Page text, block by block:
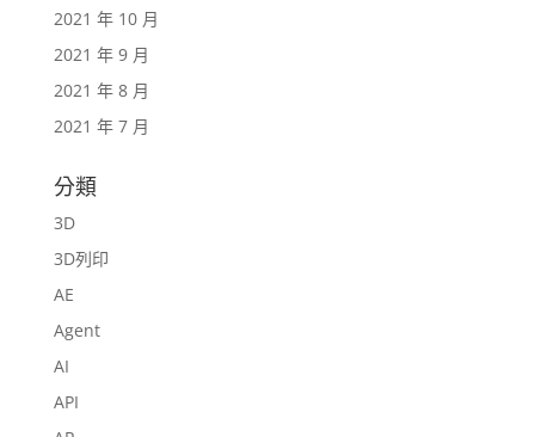
2021 年 10 月
2021 年 9 月
2021 年 8 月
2021 年 7 月
分類
3D
3D列印
AE
Agent
AI
API